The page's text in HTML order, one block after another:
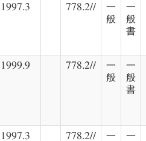
1997.3 778.2//
一
般
一
般
書
1999.9 778.2//
一
般
一
般
書
1997.3 778.2// 一 一